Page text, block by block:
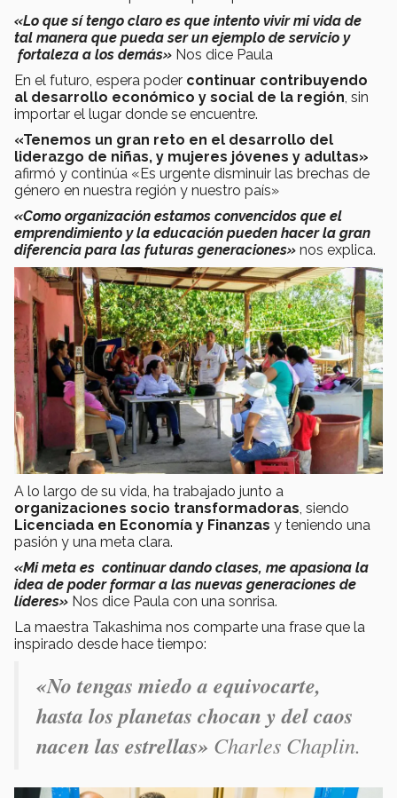
«Lo que sí tengo claro es que intento vivir mi vida de
tal manera que pueda ser un ejemplo de servicio y
fortaleza a los demás» Nos dice Paula
En el futuro, espera poder continuar contribuyendo
al desarrollo económico y social de la región , sin
importar el lugar donde se encuentre.
«Tenemos un gran reto en el desarrollo del
liderazgo de niñas, y mujeres jóvenes y adultas»
afirmó y continúa «Es urgente disminuir las brechas de
género en nuestra región y nuestro país»
«Como organización estamos convencidos que el
emprendimiento y la educación pueden hacer la gran
diferencia para las futuras generaciones» nos explica.
A lo largo de su vida, ha trabajado junto a
organizaciones socio transformadoras, siendo
Licenciada en Economía y Finanzas y teniendo una
pasión y una meta clara.
«Mi meta es continuar dando clases, me apasiona la
idea de poder formar a las nuevas generaciones de
líderes» Nos dice Paula con una sonrisa.
La maestra Takashima nos comparte una frase que la
inspirado desde hace tiempo:
«No tengas miedo a equivocarte,
hasta los planetas chocan y del caos
nacen las estrellas» Charles Chaplin.